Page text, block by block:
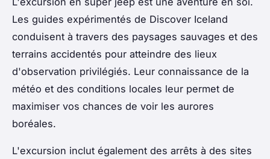
Les guides expérimentés de Discover Iceland
conduisent à travers des paysages sauvages et des
terrains accidentés pour atteindre des lieux
d'observation privilégiés. Leur connaissance de la
météo et des conditions locales leur permet de
maximiser vos chances de voir les aurores
boréales.
L'excursion inclut également des arrêts à des sites